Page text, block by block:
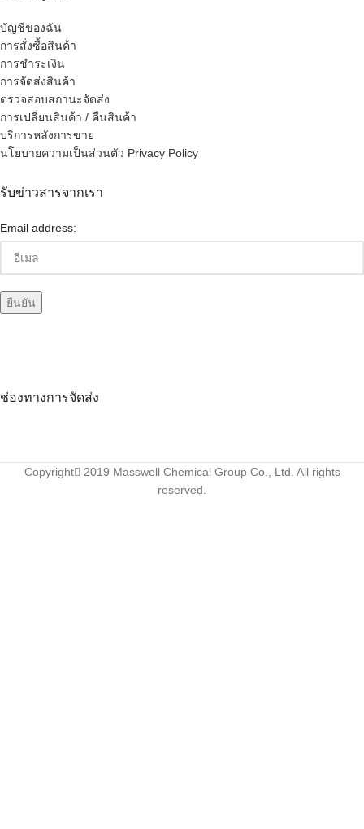
บัญชีของฉัน
การสั่งซื้อสินค้า
การชำระเงิน
การจัดส่งสินค้า
ตรวจสอบสถานะจัดส่ง
การเปลี่ยนสินค้า / คืนสินค้า
บริการหลังการขาย
นโยบายความเป็นส่วนตัว Privacy Policy
รับข่าวสารจากเรา
Email address:
ช่องทางการจัดส่ง
Copyright
2019 Masswell Chemical Group Co., Ltd. All rights
reserved.